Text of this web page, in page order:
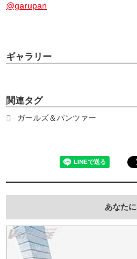
@garupan
ギャラリー
関連タグ
ガールズ＆パンツァー
あなた